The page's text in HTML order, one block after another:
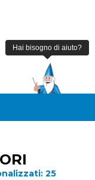
25